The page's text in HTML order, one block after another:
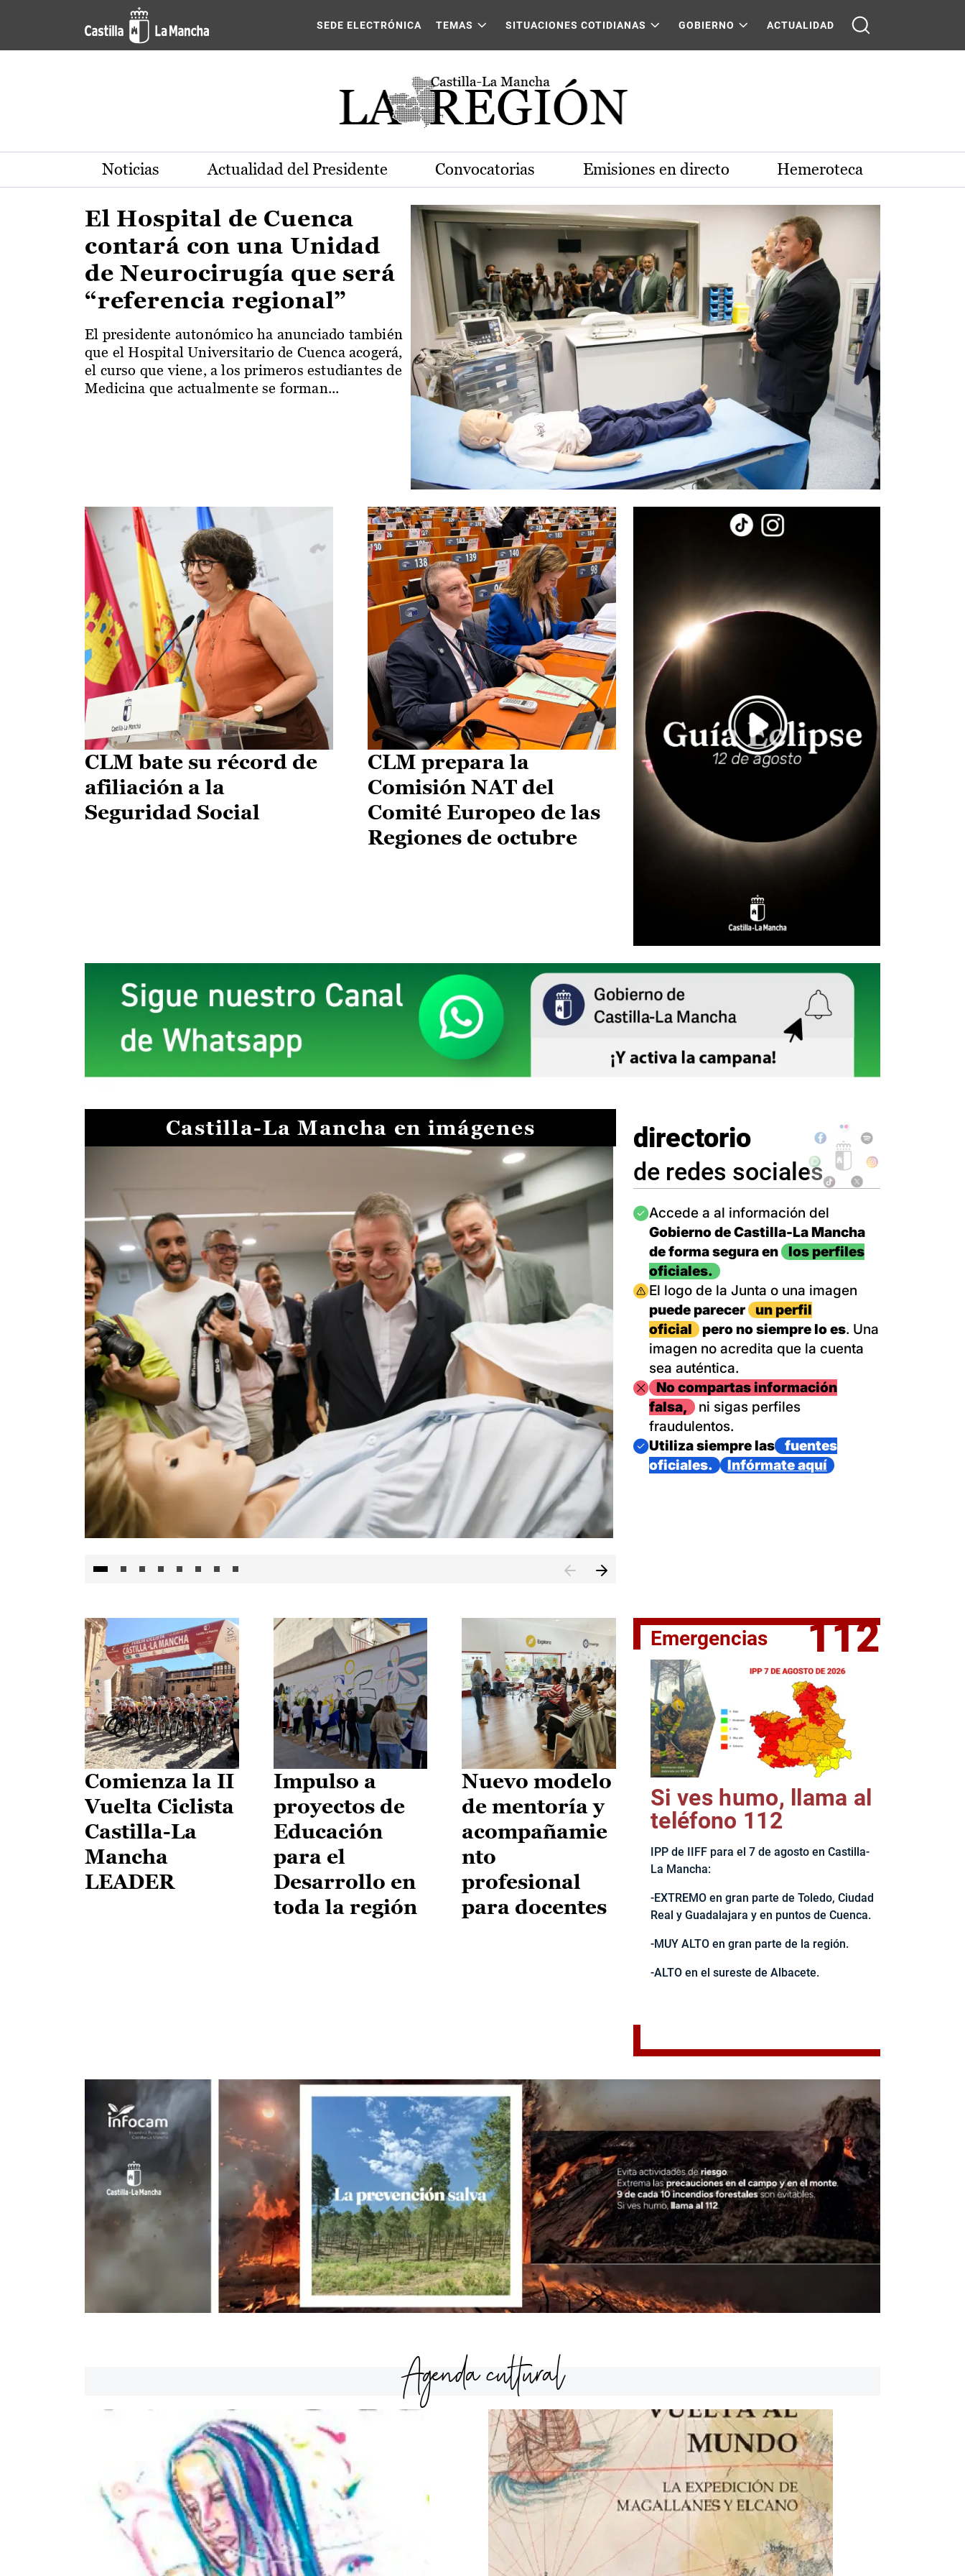
Pasar al contenido principal
Actualidad de la región de Castilla-La Mancha
SEDE ELECTRÓNICA TEMAS SITUACIONES COTIDIANAS GOBIERNO ACTUALIDAD
Noticias Actualidad del Presidente Convocatorias Emisiones en directo Hemeroteca
El Hospital de Cuenca
contará con una Unidad
de Neurocirugía que será
“referencia regional”
El presidente autonómico ha anunciado también
que el Hospital Universitario de Cuenca acogerá,
el curso que viene, a los primeros estudiantes de
Medicina que actualmente se forman...
CLM bate su récord de
afiliación a la
Seguridad Social
CLM prepara la
Comisión NAT del
Comité Europeo de las
Regiones de octubre
Castilla-La Mancha en imágenes
El jefe del Ejecutivo castellanomanchego, Emiliano García-
directorio
de redes sociales
Imagen
Accede a al información del
Gobierno de Castilla-La Mancha
de forma segura en
los perfiles
oficiales.
Imagen
El logo de la Junta o una imagen
puede parecer
un perfil
oficial
pero no siempre lo es. Una
imagen no acredita que la cuenta
sea auténtica.
ImagenNo compartas información
falsa,
ni sigas perfiles
fraudulentos.
Imagen
Utiliza siempre las
fuentes
oficiales.
Infórmate aquí
Comienza la II
Vuelta Ciclista
Castilla-La
Mancha
LEADER
Impulso a
proyectos de
Educación
para el
Desarrollo en
toda la región
Nuevo modelo
de mentoría y
acompañamie
nto
profesional
para docentes
Emergencias 112
Si ves humo, llama al
teléfono 112
IPP de IIFF para el 7 de agosto en Castilla-
La Mancha:
-EXTREMO en gran parte de Toledo, Ciudad
Real y Guadalajara y en puntos de Cuenca.
-MUY ALTO en gran parte de la región.
-ALTO en el sureste de Albacete.
Agenda cultural